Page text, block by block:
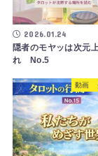
2026.01.24
隠者のモヤッは次元
れ No.5
動画